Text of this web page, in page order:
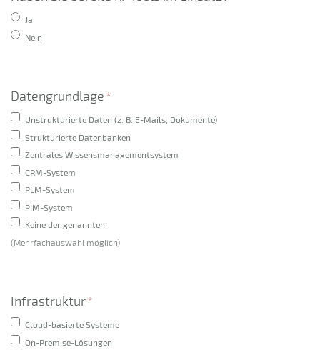
Ja
Nein
Datengrundlage*
Unstrukturierte Daten (z. B. E-Mails, Dokumente)
Strukturierte Datenbanken
Zentrales Wissensmanagementsystem
CRM-System
PLM-System
PIM-System
Keine der genannten
(Mehrfachauswahl möglich)
Infrastruktur*
Cloud-basierte Systeme
On-Premise-Lösungen